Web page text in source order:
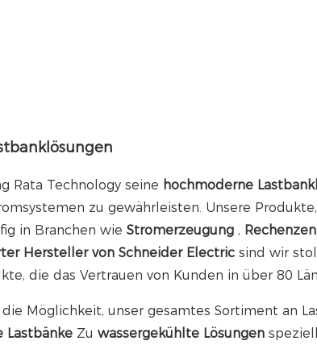
Rata Technology seine hochmoderne
zu gewährleisten. Unsere
in Branchen wie Stromerzeugung ,
Hersteller von Schneider Electric sind wir
die das Vertrauen von Kunden in über 80
Möglichkeit, unser gesamtes Sortiment an
Lastbänke Zu wassergekühlte Lösungen